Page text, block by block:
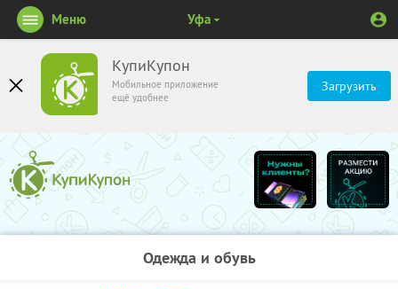
КупиКупон
Мобильное приложение
ещё удобнее
Загрузить
Меню Уфа
Одежда и обувь